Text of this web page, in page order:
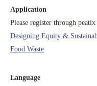
Application
Please register through peatix
Designing Equity &
Food Waste
Language